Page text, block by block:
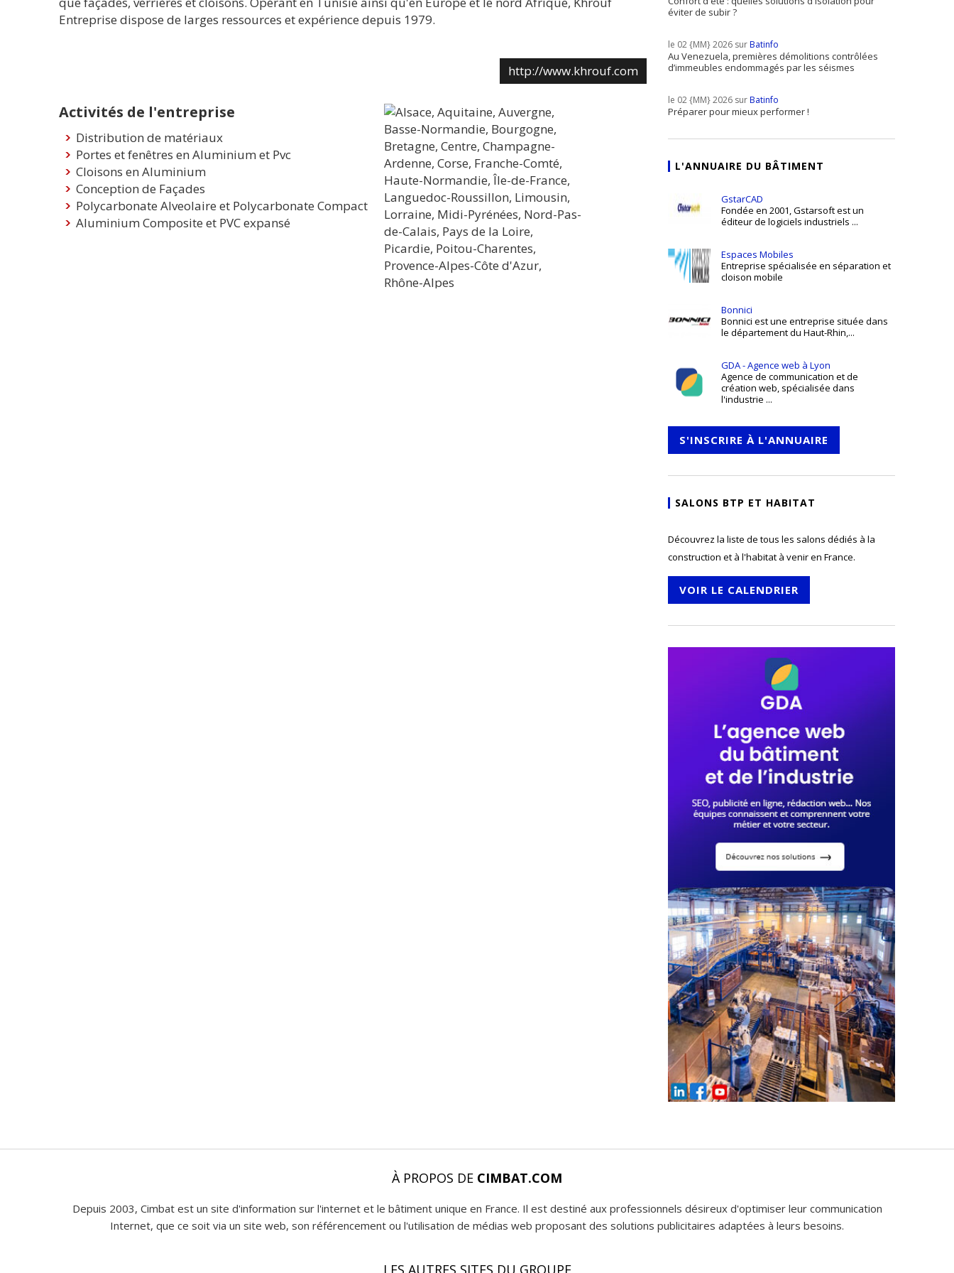
Entreprise dispose de larges ressources et expérience depuis 1979.
http://www.khrouf.com
Activités de l'entreprise
Distribution de matériaux
Portes et fenêtres en Aluminium et Pvc
Cloisons en Aluminium
Conception de Façades
Polycarbonate Alveolaire et Polycarbonate Compact
Aluminium Composite et PVC expansé
éviter de subir ?
le 02 {MM} 2026 surBatinfo
Au Venezuela, premières démolitions contrôlées
d’immeubles endommagés par les séismes
le 02 {MM} 2026 surBatinfo
Préparer pour mieux performer !
L'ANNUAIRE DU BÂTIMENT
GstarCAD
Fondée en 2001, Gstarsoft est un
éditeur de logiciels industriels ...
Espaces Mobiles
Entreprise spécialisée en séparation et
cloison mobile
Bonnici
Bonnici est une entreprise située dans
le département du Haut-Rhin,...
GDA - Agence web à Lyon
Agence de communication et de
création web, spécialisée dans
l'industrie ...
S'INSCRIRE À L'ANNUAIRE
SALONS BTP ET HABITAT
Découvrez la liste de tous les salons dédiés à la
construction et à l'habitat à venir en France.
VOIR LE CALENDRIER
À PROPOS DE CIMBAT.COM
Depuis 2003, Cimbat est un site d'information sur l'internet et le bâtiment unique en France. Il est destiné aux professionnels désireux d'optimiser leur communication
Internet, que ce soit via un site web, son référencement ou l'utilisation de médias web proposant des solutions publicitaires adaptées à leurs besoins.
LES AUTRES SITES DU GROUPE